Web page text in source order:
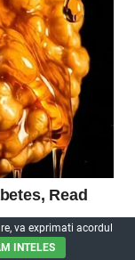
va exprimati acordul
INTELES